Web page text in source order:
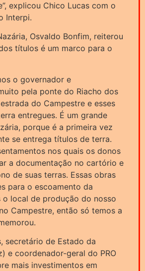
explicou Chico Lucas com o
Interpi.
Osvaldo Bonfim, reiterou
títulos é um marco para o
o governador e
pela ponte do Riacho dos
do Campestre e esses
entregues. É um grande
porque é a primeira vez
se entrega títulos de terra.
nos quais os donos
a documentação no cartório e
de suas terras. Essas obras
para o escoamento da
o local de produção do nosso
Campestre, então só temos a
secretário de Estado da
e coordenador-geral do PRO
mais investimentos em